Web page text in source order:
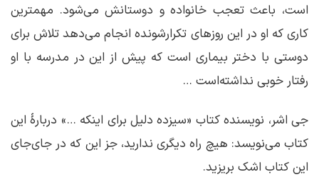
است، باعث تعجب خانواده و دوستانش می‌شود. مهمترین
کاری که او در این روزهای تکرارشونده انجام می‌دهد تلاش برای
دوستی با دختر بیماری است که پیش از این در مدرسه با او
رفتار خوبی نداشته‌است …
جی اشر، نویسنده کتاب «سیزده دلیل برای اینکه …» دربارۀ این
کتاب می‌نویسد: هیچ راه دیگری ندارید، جز این که در جای‌جای
این کتاب اشک بریزید.